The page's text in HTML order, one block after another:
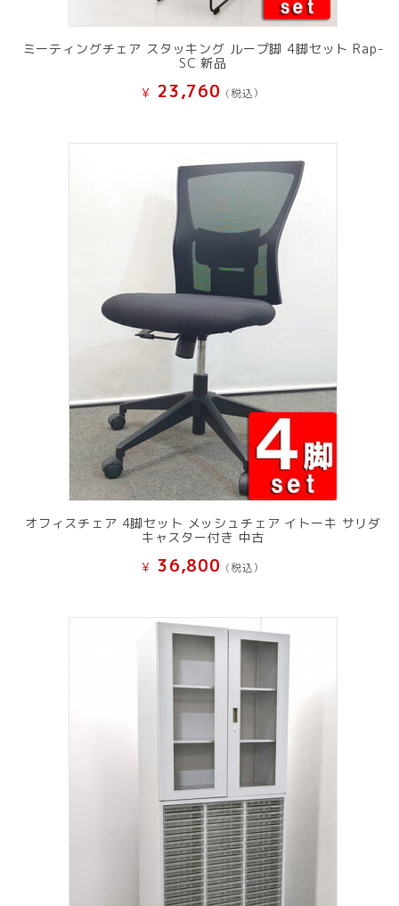
ミーティングチェア スタッキング ループ脚 4脚セット Rap-
SC 新品
¥ 23,760 (税込）
オフィスチェア 4脚セット メッシュチェア イトーキ サリダ
キャスター付き 中古
¥ 36,800 (税込）